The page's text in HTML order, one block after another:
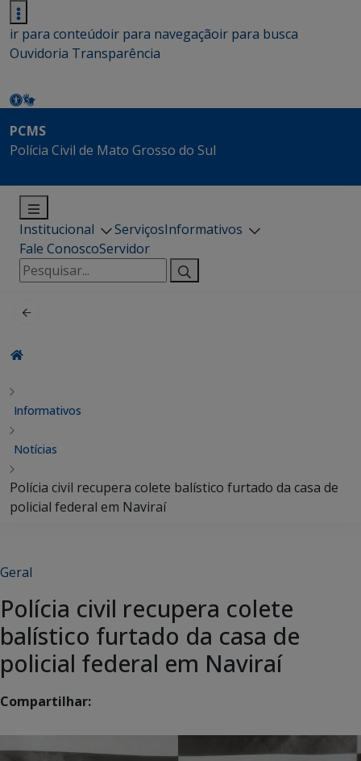
ir para conteúdoir para navegaçãoir para busca
Ouvidoria Transparência
PCMS
Polícia Civil de Mato Grosso do Sul
Institucional ServiçosInformativos
Fale ConoscoServidor
Pesquisar
por:
Informativos
Notícias
Polícia civil recupera colete balístico furtado da casa de
policial federal em Naviraí
Geral
Polícia civil recupera colete
balístico furtado da casa de
policial federal em Naviraí
Compartilhar: